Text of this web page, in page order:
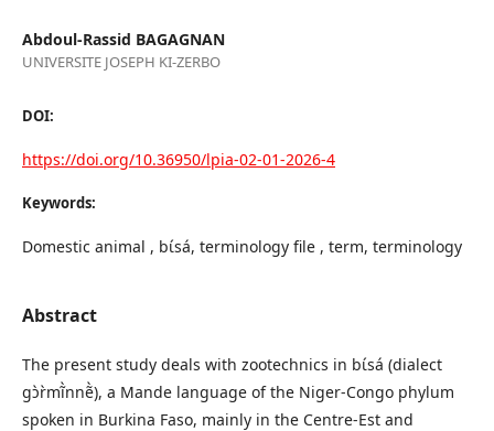
Abdoul-Rassid BAGAGNAN
UNIVERSITE JOSEPH KI-ZERBO
DOI:
https://doi.org/10.36950/lpia-02-01-2026-4
Keywords:
Domestic animal , bɩ́sá, terminology file , term, terminology
Abstract
The present study deals with zootechnics in bɩ́sá (dialect
gɔ̀r̀mĩ̀nnẽ̀), a Mande language of the Niger-Congo phylum
spoken in Burkina Faso, mainly in the Centre-Est and